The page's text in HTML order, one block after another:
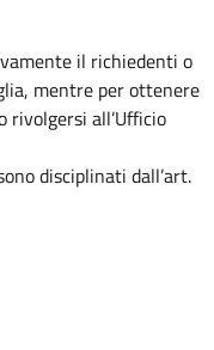
il richiedenti o
mentre per ottenere
rivolgersi all’Ufficio
disciplinati dall’art.